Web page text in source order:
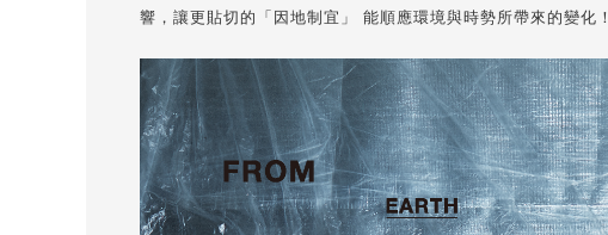
響，讓更貼切的「因地制宜」 能順應環境與時勢所帶來的變